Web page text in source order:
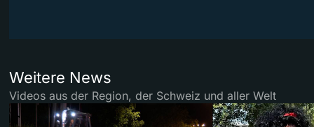
Weitere News
Videos aus der Region, der Schweiz und aller Welt